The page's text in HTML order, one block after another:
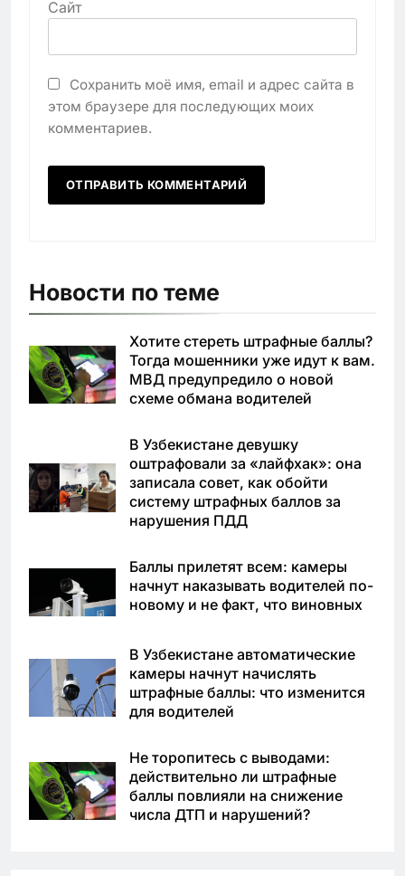
Сайт
Сохранить моё имя, email и адрес сайта в
этом браузере для последующих моих
комментариев.
Новости по теме
Хотите стереть штрафные баллы?
Тогда мошенники уже идут к вам.
МВД предупредило о новой
схеме обмана водителей
В Узбекистане девушку
оштрафовали за «лайфхак»: она
записала совет, как обойти
систему штрафных баллов за
нарушения ПДД
Баллы прилетят всем: камеры
начнут наказывать водителей по-
новому и не факт, что виновных
В Узбекистане автоматические
камеры начнут начислять
штрафные баллы: что изменится
для водителей
Не торопитесь с выводами:
действительно ли штрафные
баллы повлияли на снижение
числа ДТП и нарушений?